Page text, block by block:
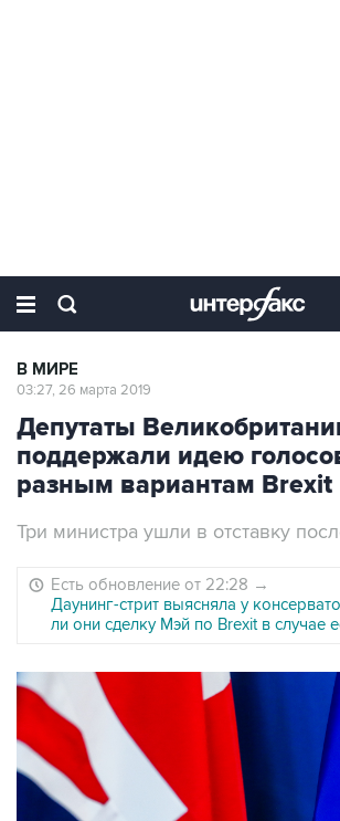
В МИРЕ
03:27, 26 марта 2019
Депутаты
поддержали идею
разным вариантам Brexit
Три министра ушли в отставку
Есть обновление от 22:28 →
Даунинг-стрит выясняла у
ли они сделку Мэй по Brexit в случае